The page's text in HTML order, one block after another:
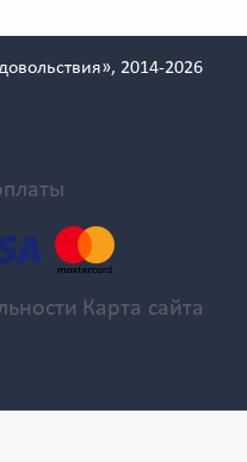
2014-2026
Карта сайта